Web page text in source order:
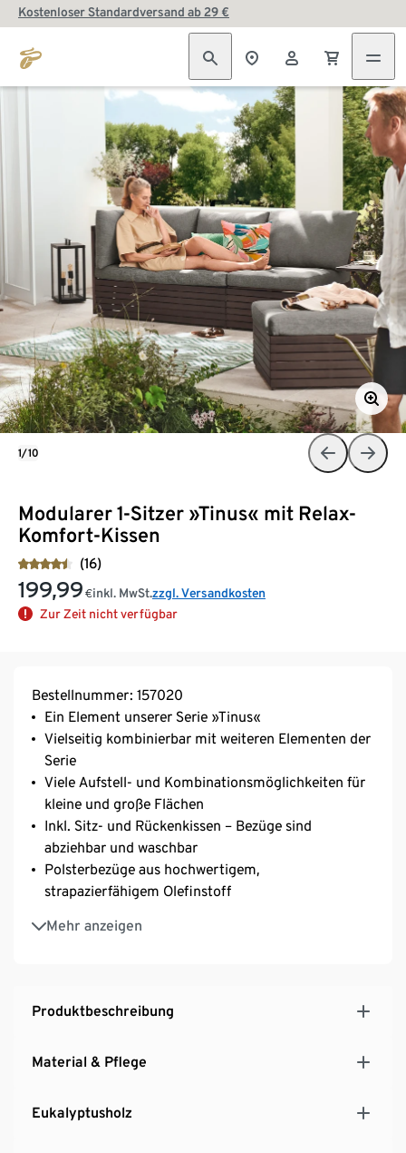
Kostenloser Standardversand ab 29 €
Modularer 1-Sitzer »Tinus« mit Relax-
Komfort-Kissen
(16)
199,99 €inkl. MwSt.zzgl. Versandkosten
Zur Zeit nicht verfügbar
1/10
Bestellnummer: 157020
Ein Element unserer Serie »Tinus«
Vielseitig kombinierbar mit weiteren Elementen der
Serie
Viele Aufstell- und Kombinationsmöglichkeiten für
kleine und große Flächen
Inkl. Sitz- und Rückenkissen – Bezüge sind
abziehbar und waschbar
Polsterbezüge aus hochwertigem,
strapazierfähigem Olefinstoff
Mehr anzeigen
Extradicke Komfort-Kissen mit angenehm weichem
Polsterbezug – Haptik und Optik erinnern an einen
UV- und witterungsbeständig
Produktbeschreibung
Material & Pflege
Eukalyptusholz